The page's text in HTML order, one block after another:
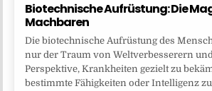
Biotechnische Aufrüstung: Die
Machbaren
Die biotechnische Aufrüstung des
nur der Traum von Weltverbesserern
Perspektive, Krankheiten gezielt zu
bestimmte Fähigkeiten oder Intelligenz